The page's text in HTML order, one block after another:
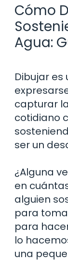
Cómo
Agua:
Dibujar
capturar
cotidiano
ser un
¿Alguna
en
alguien
para
para
lo
una